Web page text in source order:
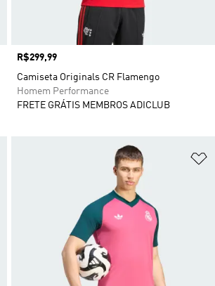
Preço
R$299,99
Camiseta Originals CR Flamengo
Homem Performance
FRETE GRÁTIS MEMBROS ADICLUB
Adicionar à Lista de Desejos